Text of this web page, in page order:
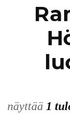
näyttää 1